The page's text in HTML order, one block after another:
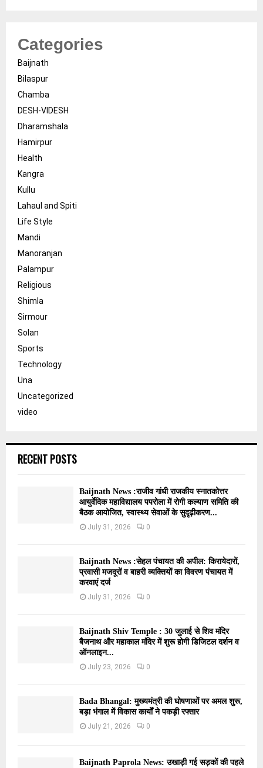
Categories
Baijnath
Bilaspur
Chamba
DESH-VIDESH
Dharamshala
Hamirpur
Health
Kangra
Kullu
Lahaul and Spiti
Life Style
Mandi
Manoranjan
Palampur
Religious
Shimla
Sirmour
Solan
Sports
Technology
Una
Uncategorized
video
RECENT POSTS
Baijnath News :राजीव गांधी राजकीय स्नातकोत्तर
आयुर्वेदिक महाविद्यालय पपरोला में रोगी कल्याण समिति की
बैठक आयोजित, स्वास्थ्य सेवाओं के सुदृढ़ीकरण...
July 31, 2026 0
Baijnath News :सेहल पंचायत की अपील: किरायेदारों,
प्रवासी मजदूरों व बाहरी व्यक्तियों का विवरण पंचायत में
करवाएं दर्ज
July 31, 2026 0
Baijnath Shiv Temple : 30 जुलाई से शिव मंदिर
बैजनाथ और महाकाल मंदिर में शुरू होगी डिजिटल दर्शन व
ऑनलाइन...
July 23, 2026 0
Bada Bhangal: मुख्यमंत्री की घोषणाओं पर अमल शुरू,
बड़ा भंगाल में विकास कार्यों ने पकड़ी रफ्तार
July 21, 2026 0
Baijnath Paprola News: उखाड़ी गई सड़कों की पहले